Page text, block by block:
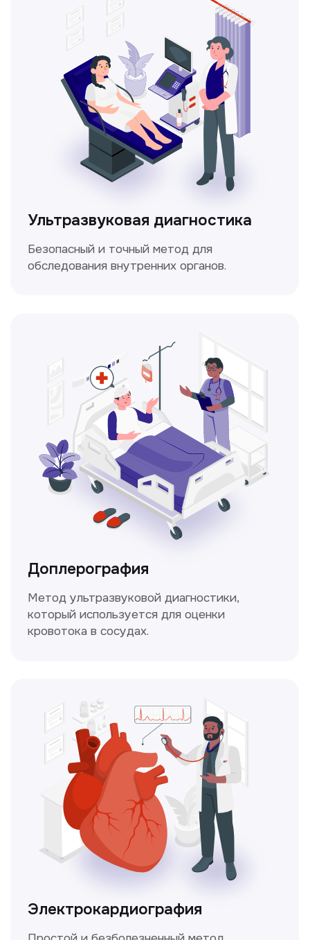
который используется для оценки
кровотока в сосудах.
Консультация врачей
Это диагностика, рекомендации
и индивидуальный план лечения
от наших опытных специалистов для
Электрокардиография
Простой и безболезненный метод
это комплексное обследование,
которое помогает оценить общее
состояние здоровья.